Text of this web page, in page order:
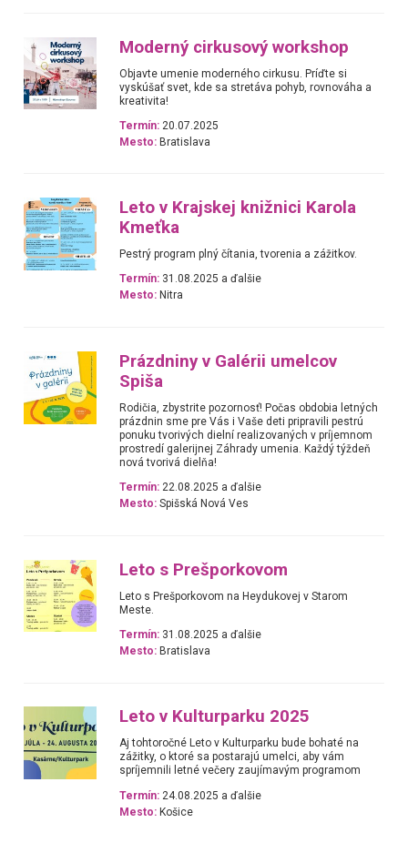
Moderný cirkusový workshop
Objavte umenie moderného cirkusu. Príďte si
vyskúšať svet, kde sa stretáva pohyb, rovnováha a
kreativita!
Termín: 20.07.2025
Mesto: Bratislava
Leto v Krajskej knižnici Karola
Kmeťka
Pestrý program plný čítania, tvorenia a zážitkov.
Termín: 31.08.2025 a ďalšie
Mesto: Nitra
Prázdniny v Galérii umelcov
Spiša
Rodičia, zbystrite pozornosť! Počas obdobia letných
prázdnin sme pre Vás i Vaše deti pripravili pestrú
ponuku tvorivých dielní realizovaných v príjemnom
prostredí galerijnej Záhrady umenia. Každý týždeň
nová tvorivá dielňa!
Termín: 22.08.2025 a ďalšie
Mesto: Spišská Nová Ves
Leto s Prešporkovom
Leto s Prešporkovom na Heydukovej v Starom
Meste.
Termín: 31.08.2025 a ďalšie
Mesto: Bratislava
Leto v Kulturparku 2025
Aj tohtoročné Leto v Kulturparku bude bohaté na
zážitky, o ktoré sa postarajú umelci, aby vám
spríjemnili letné večery zaujímavým programom
Termín: 24.08.2025 a ďalšie
Mesto: Košice